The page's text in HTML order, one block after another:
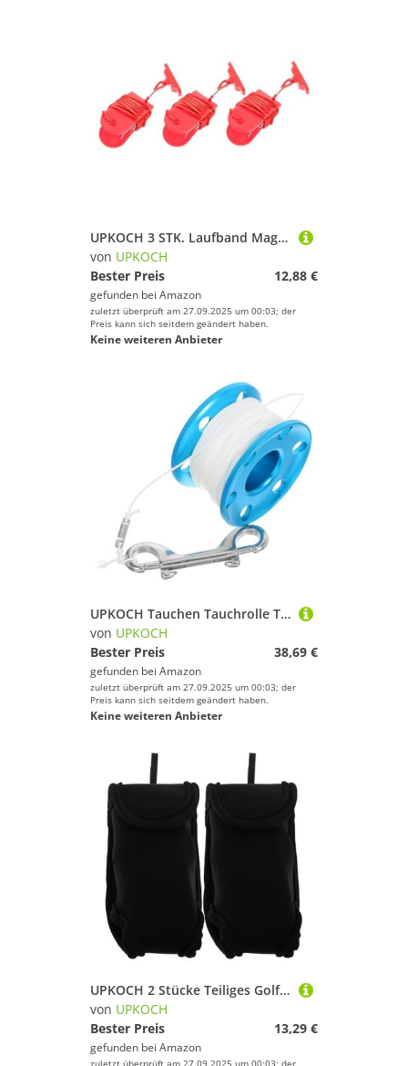
UPKOCH 3 STK. Laufband Magnetischer Sicherheitsschlüssel Ersatz Not-stopp Schlüssel mit Robustem Abs Gehäuse für Fitnessgeräte Kompatibel mit Verschiedenen Laufbandmodellen Fitness
von UPKOCH
Bester Preis
12,88 €
gefunden bei Amazon
zuletzt überprüft am 27.09.2025 um 00:03; der
Preis kann sich seitdem geändert haben.
Keine weiteren Anbieter
UPKOCH Tauchen Tauchrolle Tauchspulenrolle aus Aluminiumlegierung Seilrolle Tauchleinenrad Taucherlinie Sicherheitsrolle Taucher Unterwasser-Tauchspule Diving Line Rolle Himmelblau
von UPKOCH
Bester Preis
38,69 €
gefunden bei Amazon
zuletzt überprüft am 27.09.2025 um 00:03; der
Preis kann sich seitdem geändert haben.
Keine weiteren Anbieter
UPKOCH 2 Stücke Teiliges Golfball-täschchen Leichte Kompakte Golfbälle Aufbewahrungstasche mit Tragbarem Design Multifunktional als Golfball-Tragetasche und Gürtelbeutel für Herren und
von UPKOCH
Bester Preis
13,29 €
gefunden bei Amazon
zuletzt überprüft am 27.09.2025 um 00:03; der